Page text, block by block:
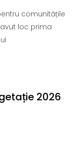
comunitățile
avut loc prima
2026